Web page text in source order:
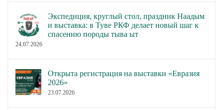
Экспедиция, круглый стол, праздник Наадым
и выставка: в Туве РКФ делает новый шаг к
спасению породы тыва ыт
24.07.2026
Открыта регистрация на выставки «Евразия
2026»
23.07.2026